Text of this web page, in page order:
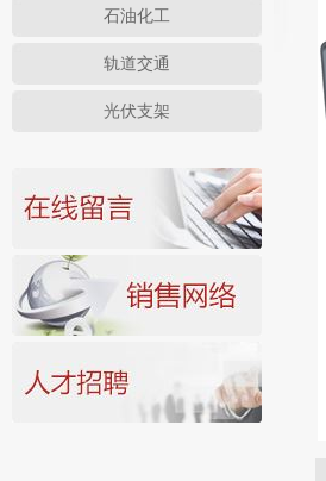
石油化工
轨道交通
光伏支架